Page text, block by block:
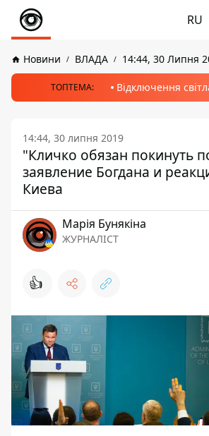
RU
Новини ВЛАДА 14:44, 30 Липня
ТОПТЕМА: Відключення
14:44, 30 липня 2019
"Кличко обязан покинуть
заявление Богдана и
Киева
Марія Бунякіна
ЖУРНАЛІСТ
👍